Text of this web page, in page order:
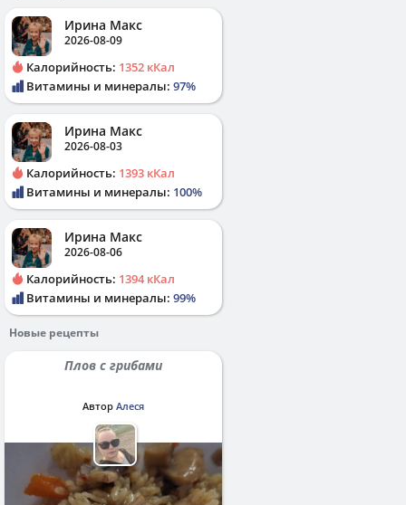
Ирина Макс
2026-08-09
Калорийность: 1352 кКал
Витамины и минералы: 97%
Ирина Макс
2026-08-03
Калорийность: 1393 кКал
Витамины и минералы: 100%
Ирина Макс
2026-08-06
Калорийность: 1394 кКал
Витамины и минералы: 99%
Новые рецепты
Плов с грибами
Автор Алеся